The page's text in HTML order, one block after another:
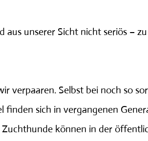
aus unserer Sicht nicht seriös –
verpaaren. Selbst bei noch so
finden sich in vergangenen
können in der